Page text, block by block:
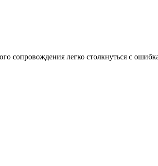
сопровождения легко столкнуться с